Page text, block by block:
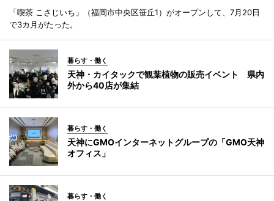
「喫茶 こさじいち」（福岡市中央区笹丘1）がオープンして、7月20日
で3カ月がたった。
暮らす・働く
天神・カイタックで観葉植物の販売イベント 県内
外から40店が集結
暮らす・働く
天神にGMOインターネットグループの「GMO天神
オフィス」
暮らす・働く